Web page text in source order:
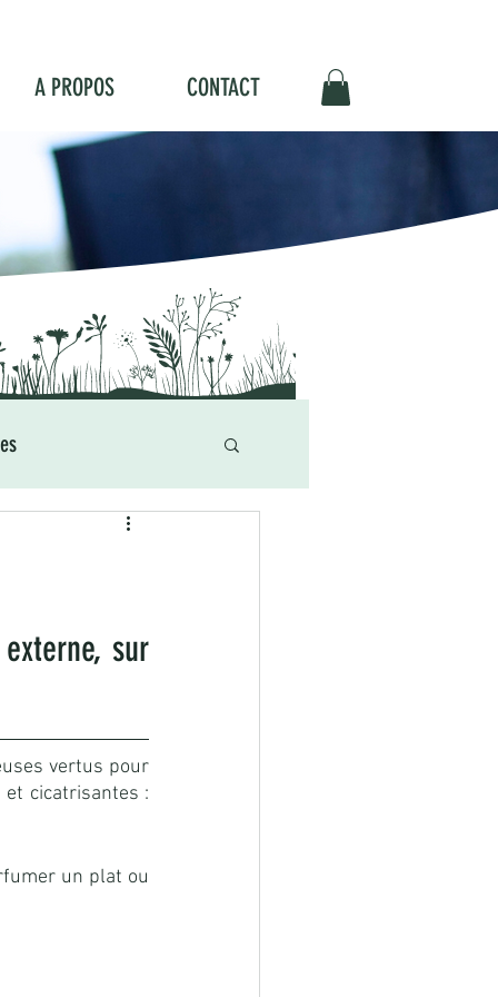
A PROPOS CONTACT
sur
vertus pour
cicatrisantes :
un plat ou